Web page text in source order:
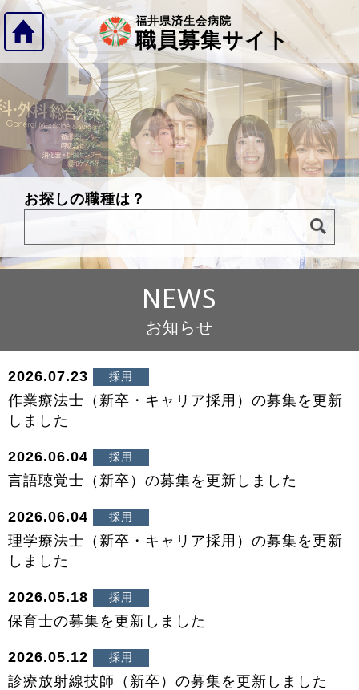
福井県済生会病院
職員募集サイト
お探しの職種は？
NEWS
お知らせ
2026.07.23 採用
作業療法士（新卒・キャリア採用）の募集を更新
しました
2026.06.04 採用
言語聴覚士（新卒）の募集を更新しました
2026.06.04 採用
理学療法士（新卒・キャリア採用）の募集を更新
しました
2026.05.18 採用
保育士の募集を更新しました
2026.05.12 採用
診療放射線技師（新卒）の募集を更新しました